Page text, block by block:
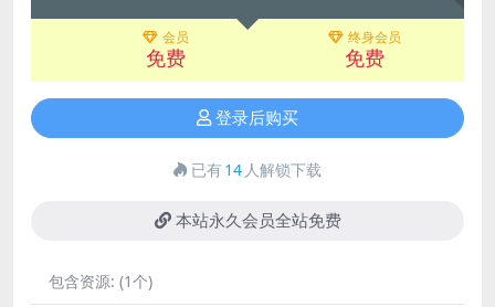
会员
免费
终身会员
免费
登录后购买
已有14 人解锁下载
本站永久会员全站免费
包含资源: (1个)